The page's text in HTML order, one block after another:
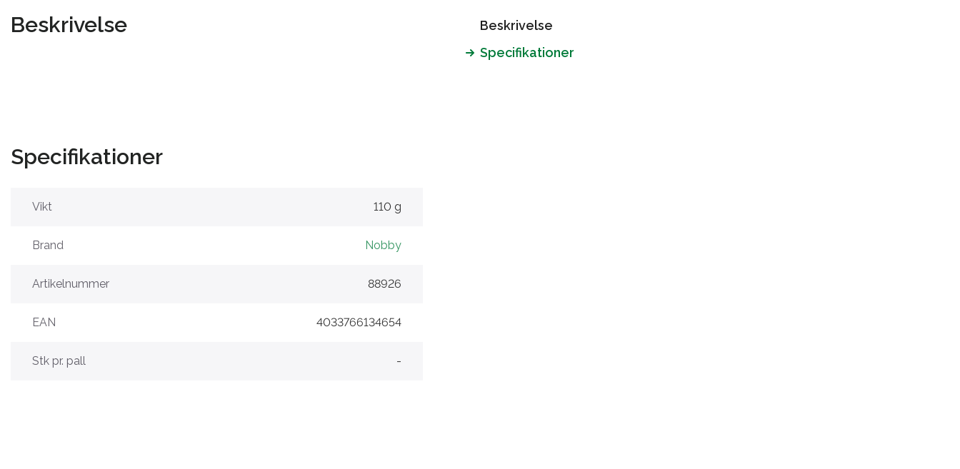
Beskrivelse
Specifikationer
Vikt 110 g
Brand Nobby
Artikelnummer 88926
EAN 4033766134654
Stk pr. pall -
Beskrivelse
Specifikationer